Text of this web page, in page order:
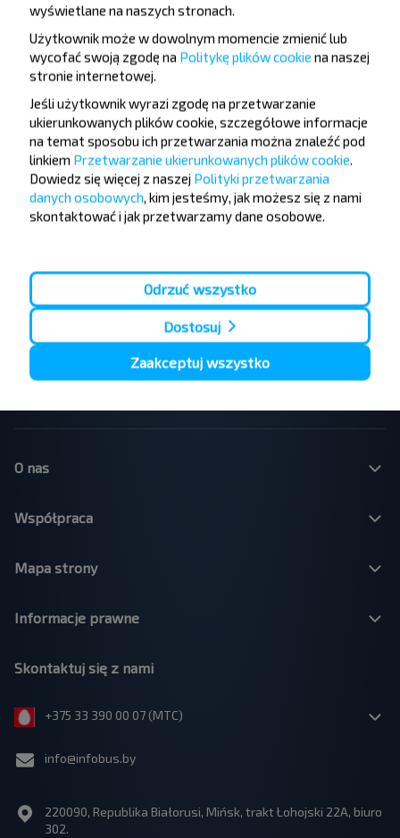
Populární autobusové linky
Kraków - Katowice lotnisko
Katowice - Kraków
Kraków - Katowice
Kraków - Zakopane
Płock - Warszawa
Kołobrzeg - Sianożęty
Warszawa - Mszczonow
Lublin - Warszawa
Kołobrzeg - Niechorze
Kamien Pomorski - Pobierowo
Katowice - Zawoja
Zakopane - Kraków
Lwów - Warszawa
Warszawa - Brześć
Lublin - Brześć
Warszawa - Tarnopol
Poznań - Mińsk
Lwów - Kraków
Kraków - Lwów
Warszawa - Iwano-Frankiwsk
O nas
Współpraca
Mapa strony
Informacje prawne
Skontaktuj się z nami
+375 33 390 00 07 (МТС)
info@infobus.by
220090, Republika Białorusi, Mińsk, trakt Łohojski 22A, biuro
302.
wyświetlane na naszych stronach.
Użytkownik może w dowolnym momencie zmienić lub
wycofać swoją zgodę na Politykę plików cookie na naszej
stronie internetowej.
Jeśli użytkownik wyrazi zgodę na przetwarzanie
ukierunkowanych plików cookie, szczegółowe informacje
na temat sposobu ich przetwarzania można znaleźć pod
linkiem Przetwarzanie ukierunkowanych plików cookie.
Dowiedz się więcej z naszej Polityki przetwarzania
danych osobowych, kim jesteśmy, jak możesz się z nami
skontaktować i jak przetwarzamy dane osobowe.
Odrzuć wszystko
Dostosuj
Zaakceptuj wszystko